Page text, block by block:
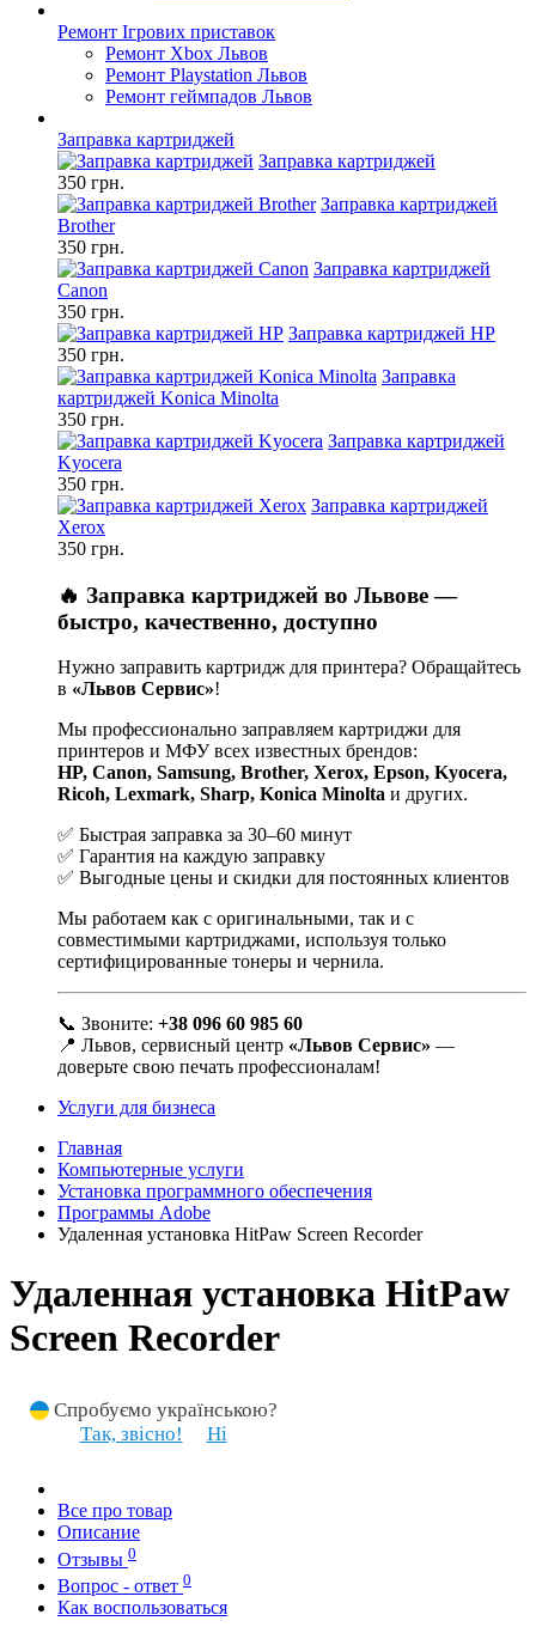
Ремонт Ігрових приставок
Ремонт Xbox Львов
Ремонт Playstation Львов
Ремонт геймпадов Львов
Заправка картриджей
Заправка картриджей
350 грн.
Заправка картриджей
Brother
350 грн.
Заправка картриджей
Canon
350 грн.
Заправка картриджей HP
350 грн.
Заправка
картриджей Konica Minolta
350 грн.
Заправка картриджей
Kyocera
350 грн.
Заправка картриджей
Xerox
350 грн.
🔥 Заправка картриджей во Львове —
быстро, качественно, доступно
Нужно заправить картридж для принтера? Обращайтесь
в «Львов Сервис»!
Мы профессионально заправляем картриджи для
принтеров и МФУ всех известных брендов:
HP, Canon, Samsung, Brother, Xerox, Epson, Kyocera,
Ricoh, Lexmark, Sharp, Konica Minolta и других.
✅ Быстрая заправка за 30–60 минут
✅ Гарантия на каждую заправку
✅ Выгодные цены и скидки для постоянных клиентов
Мы работаем как с оригинальными, так и с
совместимыми картриджами, используя только
сертифицированные тонеры и чернила.
📞 Звоните: +38 096 60 985 60
📍 Львов, сервисный центр «Львов Сервис» —
доверьте свою печать профессионалам!
Услуги для бизнеса
Главная
Компьютерные услуги
Установка программного обеспечения
Программы Adobe
Удаленная установка HitPaw Screen Recorder
Удаленная установка HitPaw
Screen Recorder
Спробуємо українською?
Так, звісно!
Ні
Все про товар
Описание
Отзывы 0
Вопрос - ответ 0
Как воспользоваться